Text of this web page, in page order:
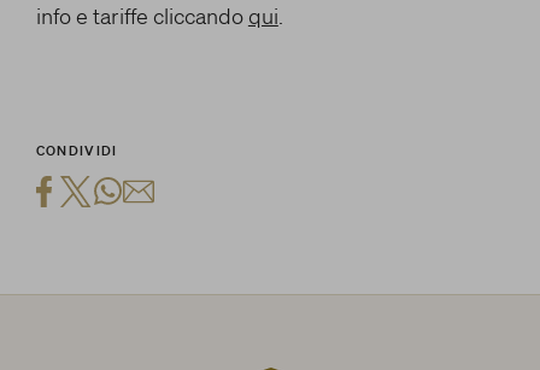
info e tariffe cliccando qui
CONDIVIDI